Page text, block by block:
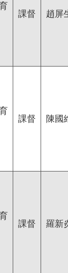
課督 趙屏
課督 陳國
課督 羅新